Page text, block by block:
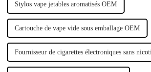
Stylos vape jetables aromatisés OEM
Cartouche de vape vide sous emballage OEM
Fournisseur de cigarettes électroniques sans